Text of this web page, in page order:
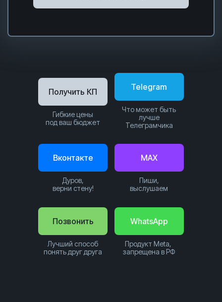
Позвонить
Лучший способ
понять друг друга
WhatsApp
Продукт Meta,
запрещена в РФ
Telegram
Что может быть
лучше
Телеграмчика
Вконтакте
Дуров,
верни стену!
Получить КП
Гибкие цены
под ваш бюджет
MAX
Пиши,
выслушаем